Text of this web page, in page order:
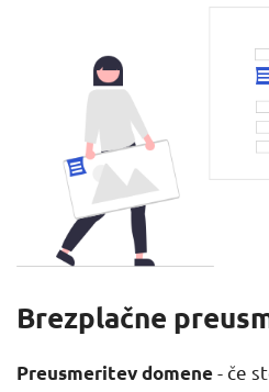
Brezplačne
Preusmeritev domene- če